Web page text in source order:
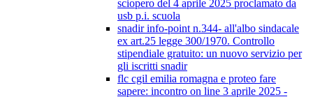
sciopero del 4 aprile 2025 proclamato da
usb p.i. scuola
snadir info-point n.344- all'albo sindacale
ex art.25 legge 300/1970. Controllo
stipendiale gratuito: un nuovo servizio per
gli iscritti snadir
flc cgil emilia romagna e proteo fare
sapere: incontro on line 3 aprile 2025 -